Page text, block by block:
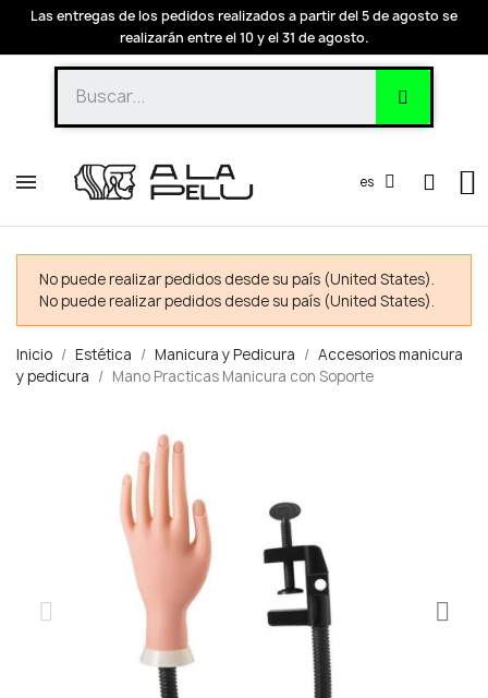
Las entregas de los pedidos realizados a partir del 5 de agosto se
realizarán entre el 10 y el 31 de agosto.
es
No puede realizar pedidos desde su país (United States).
No puede realizar pedidos desde su país (United States).
Inicio Estética Manicura y Pedicura
Accesorios manicura
y pedicura
Mano Practicas Manicura con Soporte